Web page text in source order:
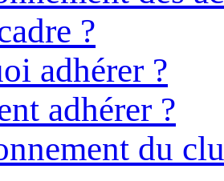
?
adhérer ?
adhérer ?
du